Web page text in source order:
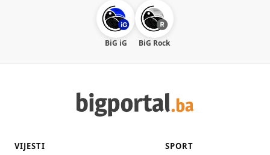
BiG iG BiG Rock
VIJESTI SPORT